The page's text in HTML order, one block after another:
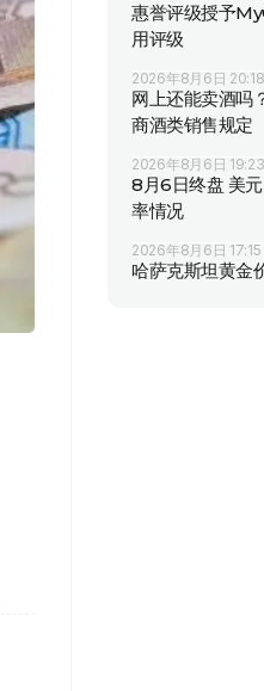
惠誉评级授予
用评级
2026年8月6日 20:18
网上还能卖酒吗
商酒类销售规定
2026年8月6日 19:23
8月6日终盘 美
率情况
2026年8月6日 17:15
哈萨克斯坦黄金